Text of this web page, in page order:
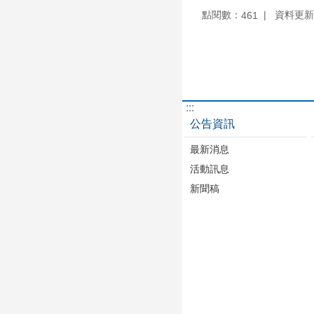
點閱數： 461 資料更
:::
公告資訊
最新消息
活動訊息
新聞稿